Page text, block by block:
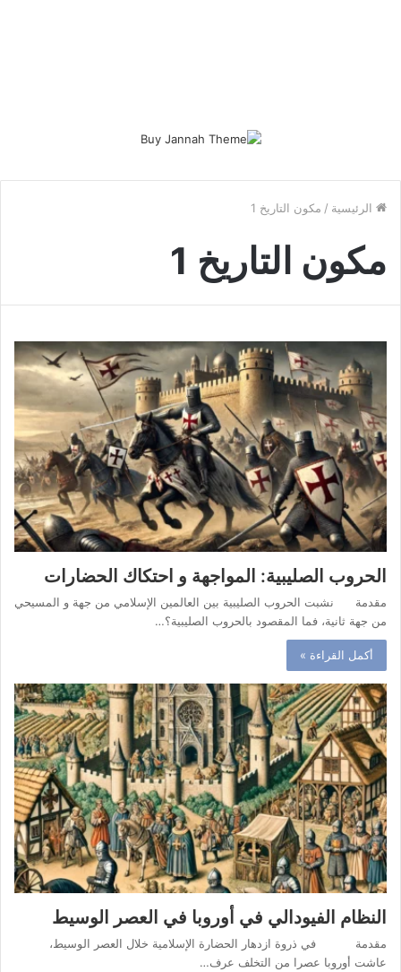
الرئيسية / مكون التاريخ 1
مكون التاريخ 1
الحروب الصليبية: المواجهة و احتكاك الحضارات
مقدمة نشبت الحروب الصليبية بين العالمين الإسلامي من جهة و المسيحي
من جهة ثانية، فما المقصود بالحروب الصليبية؟…
أكمل القراءة »
النظام الفيودالي في أوروبا في العصر الوسيط
مقدمة في ذروة ازدهار الحضارة الإسلامية خلال العصر الوسيط،
عاشت أوروبا عصرا من التخلف عرف…